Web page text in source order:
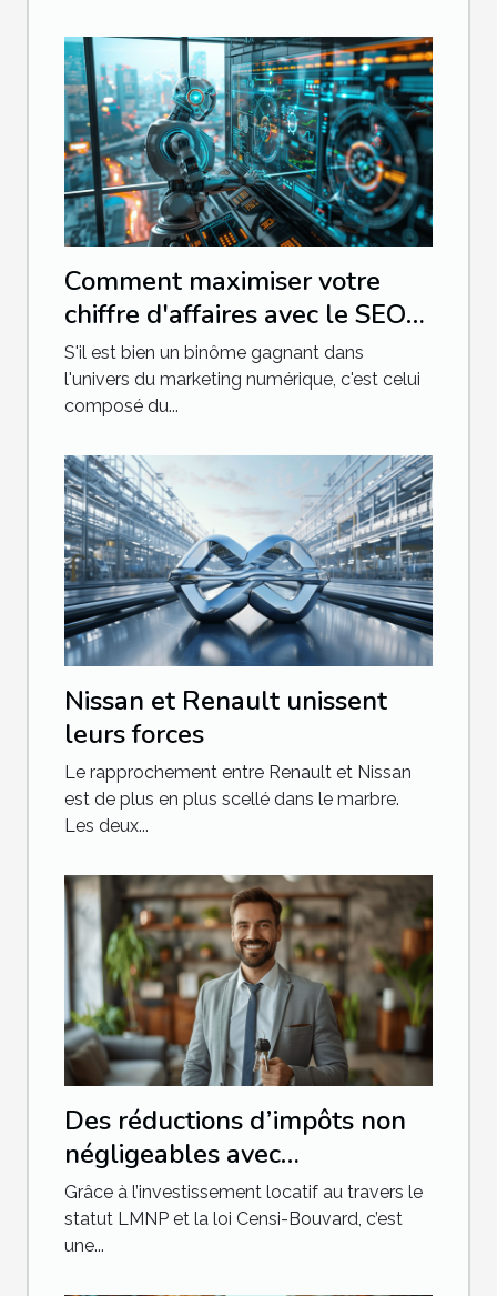
Comment maximiser votre
chiffre d'affaires avec le SEO
et le SEA
S'il est bien un binôme gagnant dans
l'univers du marketing numérique, c'est celui
composé du...
Nissan et Renault unissent
leurs forces
Le rapprochement entre Renault et Nissan
est de plus en plus scellé dans le marbre.
Les deux...
Des réductions d’impôts non
négligeables avec
l'investissement locatif
Grâce à l’investissement locatif au travers le
statut LMNP et la loi Censi-Bouvard, c’est
une...